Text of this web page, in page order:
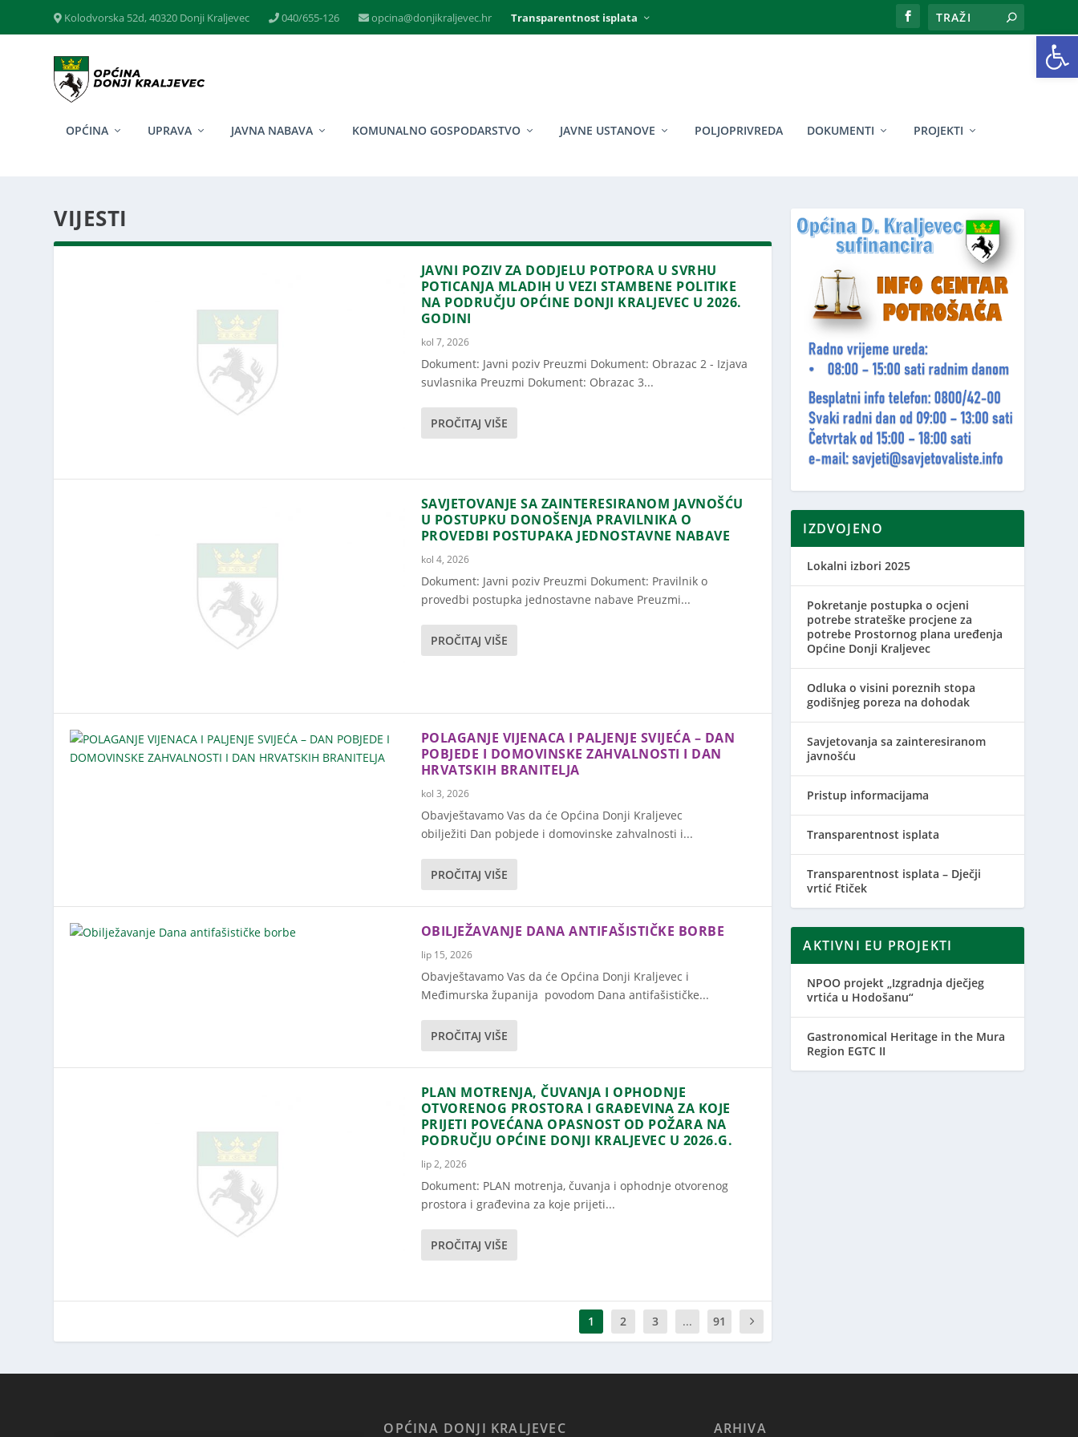
Open toolbar
Kolodvorska 52d, 40320 Donji Kraljevec 040/655-126 opcina@donjikraljevec.hr Transparentnost isplata
OPĆINA UPRAVA JAVNA NABAVA KOMUNALNO GOSPODARSTVO JAVNE USTANOVE POLJOPRIVREDA DOKUMENTI PROJEKTI
VIJESTI
JAVNI POZIV ZA DODJELU POTPORA U SVRHU
POTICANJA MLADIH U VEZI STAMBENE POLITIKE
NA PODRUČJU OPĆINE DONJI KRALJEVEC U 2026.
GODINI
kol 7, 2026
Dokument: Javni poziv Preuzmi Dokument: Obrazac 2 - Izjava
suvlasnika Preuzmi Dokument: Obrazac 3...
PROČITAJ VIŠE
SAVJETOVANJE SA ZAINTERESIRANOM JAVNOŠĆU
U POSTUPKU DONOŠENJA PRAVILNIKA O
PROVEDBI POSTUPAKA JEDNOSTAVNE NABAVE
kol 4, 2026
Dokument: Javni poziv Preuzmi Dokument: Pravilnik o
provedbi postupka jednostavne nabave Preuzmi...
PROČITAJ VIŠE
POLAGANJE VIJENACA I PALJENJE SVIJEĆA – DAN
POBJEDE I DOMOVINSKE ZAHVALNOSTI I DAN
HRVATSKIH BRANITELJA
kol 3, 2026
Obavještavamo Vas da će Općina Donji Kraljevec
obilježiti Dan pobjede i domovinske zahvalnosti i...
PROČITAJ VIŠE
OBILJEŽAVANJE DANA ANTIFAŠISTIČKE BORBE
lip 15, 2026
Obavještavamo Vas da će Općina Donji Kraljevec i
Međimurska županija povodom Dana antifašističke...
PROČITAJ VIŠE
PLAN MOTRENJA, ČUVANJA I OPHODNJE
OTVORENOG PROSTORA I GRAĐEVINA ZA KOJE
PRIJETI POVEĆANA OPASNOST OD POŽARA NA
PODRUČJU OPĆINE DONJI KRALJEVEC U 2026.G.
lip 2, 2026
Dokument: PLAN motrenja, čuvanja i ophodnje otvorenog
prostora i građevina za koje prijeti...
PROČITAJ VIŠE
1 2 3 ... 91
IZDVOJENO
Lokalni izbori 2025
Pokretanje postupka o ocjeni
potrebe strateške procjene za
potrebe Prostornog plana uređenja
Općine Donji Kraljevec
Odluka o visini poreznih stopa
godišnjeg poreza na dohodak
Savjetovanja sa zainteresiranom
javnošću
Pristup informacijama
Transparentnost isplata
Transparentnost isplata – Dječji
vrtić Ftiček
AKTIVNI EU PROJEKTI
NPOO projekt „Izgradnja dječjeg
vrtića u Hodošanu“
Gastronomical Heritage in the Mura
Region EGTC II
OPĆINA DONJI KRALJEVEC ARHIVA